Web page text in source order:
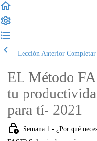
Lección Anterior
EL Método
tu
para tí- 2021
Semana 1 - ¿Por qué